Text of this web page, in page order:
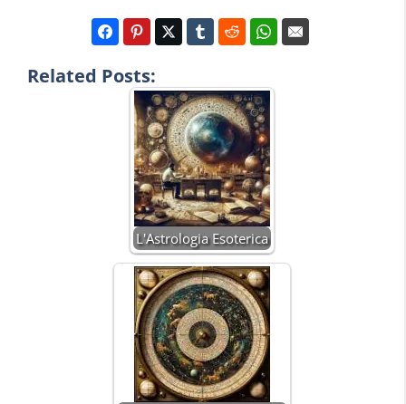
Related Posts:
L'Astrologia Esoterica